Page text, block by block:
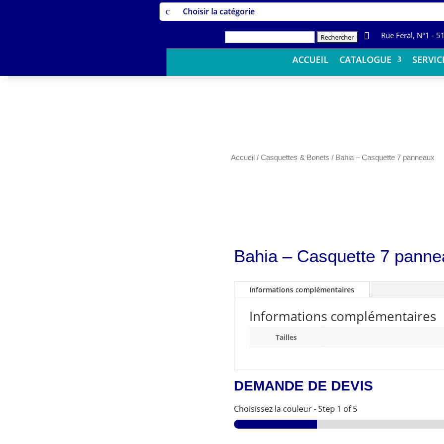
c Choisir la catégorie
 Rue Feral, N°1 -
ACCUEIL CATALOGUE
Accueil /Casquettes & Bonets / Bahia – Casquette 7 panneaux
Bahia – Casquette 7
Informations complémentaires
Informations complémentaires
Tailles
DEMANDE DE DEVIS
Choisissez la couleur-Step 1 of 5